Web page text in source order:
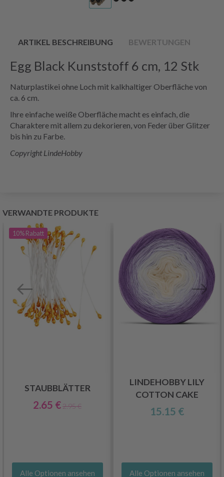
ARTIKEL BESCHREIBUNG BEWERTUNGEN
Egg Black Kunststoff 6 cm, 12 Stk
Naturplastikei ohne Loch mit kalkhaltiger Oberfläche von
ca. 6 cm.
Ihre einfache weiße Oberfläche macht es einfach, die
Charaktere mit allem zu dekorieren, von Feder über Glitzer
bis hin zu Farbe.
Copyright LindeHobby
VERWANDTE PRODUKTE
10%Rabatt
STAUBBLÄTTER
2.65 €2.95 €
Alle Optionen ansehen
LINDEHOBBY LILY
COTTON CAKE
15.15 €
Alle Optionen ansehen